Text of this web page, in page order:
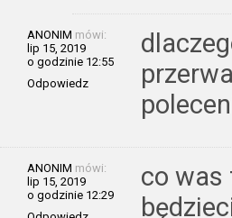
ANONIM mówi:
lip 15, 2019
o godzinie 12:55
Odpowiedz
ANONIM mówi:
lip 15, 2019
o godzinie 12:29
co was